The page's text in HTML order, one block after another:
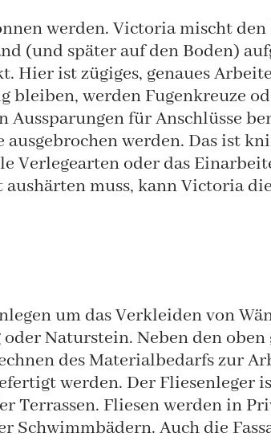
werden. Victoria mischt
(und später auf den Boden)
Hier ist zügiges, genaues
werden Fugenkreuze
Aussparungen für Anschlüsse
ausgebrochen werden. Das ist
Verlegearten oder das
muss, kann Victoria
um das Verkleiden von
Naturstein. Neben den oben
des Materialbedarfs zur
werden. Der Fliesenleger
Terrassen. Fliesen werden in
Schwimmbädern. Auch die